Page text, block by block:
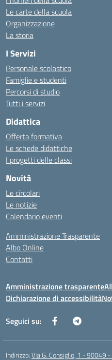
Le carte della scuola
Organizzazione
La storia
I Servizi
Personale scolastico
Famiglie e studenti
Percorsi di studio
Tutti i servizi
Didattica
Offerta formativa
Le schede didattiche
I progetti delle classi
Novità
Le circolari
Le notizie
Calendario eventi
Amministrazione Trasparente
Albo Online
Contatti
Amministrazione trasparente
Dichiarazione di accessibilità
Seguici su:
Indirizzo:Via G. Consiglio, 1 - 90049 -